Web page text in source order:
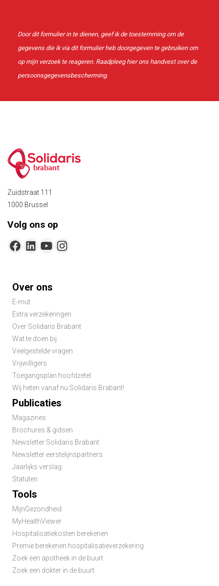
Door dit formulier in te dienen, geef ik de toestemming om de
gegevens die ik via dit formulier heb doorgegeven te gebruiken om
op mijn verzoek te reageren. Raadpleeg hierons handvest over de
persoonsgegevensbescherming.
brabant
Zuidstraat 111
1000 Brussel
Volg ons op
Footer-
menu
Over ons
E-mut
Extra verzekeringen
Over Solidaris Brabant
Wat te doen bij
Veelgestelde vragen
Vrijwilligers
Toegangsplan hoofdzetel
Wij heten vanaf nu Solidaris Brabant!
Publicaties
Magazines
Brochures & gidsen
Newsletter Solidaris Brabant
Newsletter eerstelijnspartners
Jaarlijks verslag
Statuten
Tools
MijnGezondheid
MyHealthViewer
Hospitalisatiekosten berekenen
Premie berekenen hospitalisatieverzekering
Zoek een apotheek in de buurt
Zoek een dokter in de buurt